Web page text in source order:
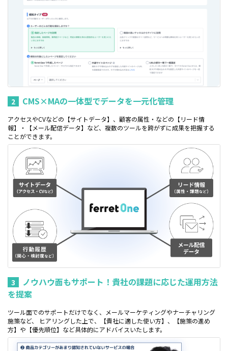
2 CMS×MAの一体型でデータを一元化管理
アクセスやCVなどの【サイトデータ】、顧客の属性・などの【リード情
報】・【メール配信データ】など、複数のツールを跨がずに成果を把握する
ことができます。
3
ノウハウ面もサポート！貴社の課題に応じた運用方法
を提案
ツール面でのサポートだけでなく、メールマーケティングやナーチャリング
施策など、 ヒアリングした上で、【貴社に適した使い方】、【施策の進め
方】や【優先順位】など具体的にアドバイスいたします。